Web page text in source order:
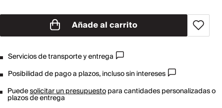
Añade al carrito
Servicios de transporte y entrega
Posibilidad de pago a plazos, incluso sin intereses
Puedesolicitar un presupuestopara cantidades personalizadas o
plazos de entrega